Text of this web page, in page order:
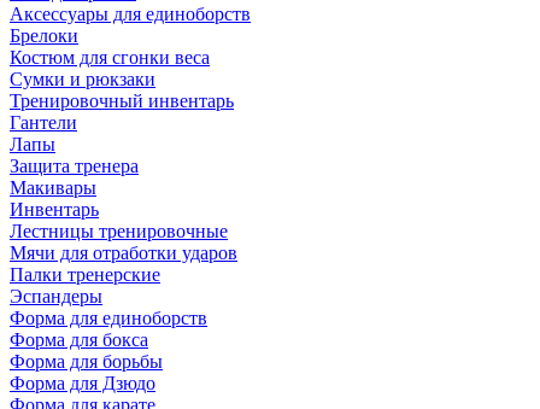
Аксессуары для единоборств
Брелоки
Костюм для сгонки веса
Сумки и рюкзаки
Тренировочный инвентарь
Гантели
Лапы
Защита тренера
Макивары
Инвентарь
Лестницы тренировочные
Мячи для отработки ударов
Палки тренерские
Эспандеры
Форма для единоборств
Форма для бокса
Форма для борьбы
Форма для Дзюдо
Форма для карате